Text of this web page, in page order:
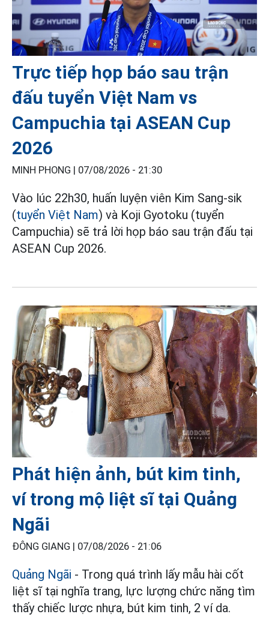
Trực tiếp họp báo sau trận
đấu tuyển Việt Nam vs
Campuchia tại ASEAN Cup
2026
MINH PHONG | 07/08/2026 - 21:30
Vào lúc 22h30, huấn luyện viên Kim Sang-sik
(tuyển Việt Nam) và Koji Gyotoku (tuyển
Campuchia) sẽ trả lời họp báo sau trận đấu tại
ASEAN Cup 2026.
Phát hiện ảnh, bút kim tinh,
ví trong mộ liệt sĩ tại Quảng
Ngãi
ĐÔNG GIANG | 07/08/2026 - 21:06
Quảng Ngãi - Trong quá trình lấy mẫu hài cốt
liệt sĩ tại nghĩa trang, lực lượng chức năng tìm
thấy chiếc lược nhựa, bút kim tinh, 2 ví da.